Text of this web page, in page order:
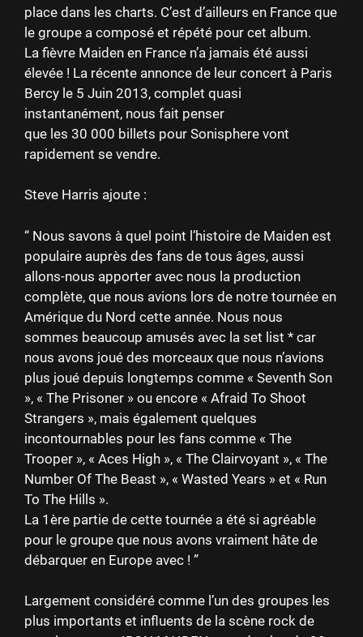
place dans les charts. C’est d’ailleurs en France que
le groupe a composé et répété pour cet album.
La fièvre Maiden en France n’a jamais été aussi
élevée ! La récente annonce de leur concert à Paris
Bercy le 5 Juin 2013, complet quasi
instantanément, nous fait penser
que les 30 000 billets pour Sonisphere vont
rapidement se vendre.
Steve Harris ajoute :
“ Nous savons à quel point l’histoire de Maiden est
populaire auprès des fans de tous âges, aussi
allons-nous apporter avec nous la production
complète, que nous avions lors de notre tournée en
Amérique du Nord cette année. Nous nous
sommes beaucoup amusés avec la set list * car
nous avons joué des morceaux que nous n’avions
plus joué depuis longtemps comme « Seventh Son
», « The Prisoner » ou encore « Afraid To Shoot
Strangers », mais également quelques
incontournables pour les fans comme « The
Trooper », « Aces High », « The Clairvoyant », « The
Number Of The Beast », « Wasted Years » et « Run
To The Hills ».
La 1ère partie de cette tournée a été si agréable
pour le groupe que nous avons vraiment hâte de
débarquer en Europe avec ! ”
Largement considéré comme l’un des groupes les
plus importants et influents de la scène rock de